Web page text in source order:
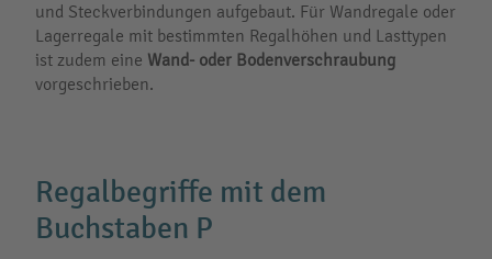
und Steckverbindungen aufgebaut. Für Wandregale oder
Lagerregale mit bestimmten Regalhöhen und Lasttypen
ist zudem eine Wand- oder Bodenverschraubung
vorgeschrieben.
Regalbegriffe mit dem
Buchstaben P